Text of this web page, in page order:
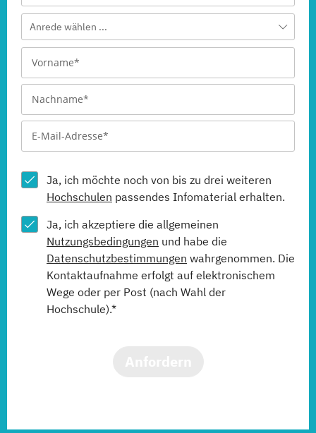
Anrede wählen ...
Ja, ich möchte noch von bis zu drei weiteren
Hochschulen passendes Infomaterial erhalten.
Ja, ich akzeptiere die allgemeinen
Nutzungsbedingungen und habe die
Datenschutzbestimmungen wahrgenommen. Die
Kontaktaufnahme erfolgt auf elektronischem
Wege oder per Post (nach Wahl der
Hochschule).*